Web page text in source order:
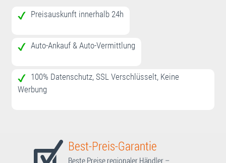
Preisauskunft innerhalb 24h
Auto-Ankauf & Auto-Vermittlung
100% Datenschutz, SSL Verschlüsselt, Keine
Werbung